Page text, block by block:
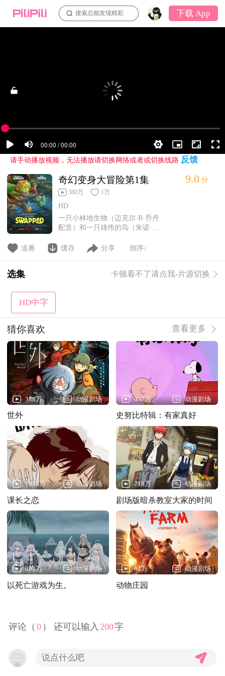
搜索总能发现精彩 下载 App
请手动播放视频，无法播放请切换网络或者或切换线路 反馈
奇幻变身大冒险第1集
380万 1万
HD
一只小林地生物（迈克尔·B·乔丹
配音）和一只雄伟的鸟（朱诺·坦
敌——突然互换身体，必须合作
9.0 分
追番 缓存 分享 倒序↓
选集 卡顿看不了请点我-片源切换
HD中字
猜你喜欢 查看更多
388万 动漫剧场
世外
457万 动漫剧场
史努比特辑：有家真好
1038万 动漫剧场
课长之恋
718万 动漫剧场
剧场版暗杀教室大家的时间
903万 动漫剧场
以死亡游戏为生。
61万 动漫剧场
动物庄园
评论（ 0 ） 还可以输入 200字